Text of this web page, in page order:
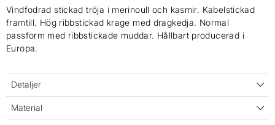
Vindfodrad stickad tröja i merinoull och kasmir. Kabelstickad
framtill. Hög ribbstickad krage med dragkedja. Normal
passform med ribbstickade muddar. Hållbart producerad i
Europa.
Detaljer
Material